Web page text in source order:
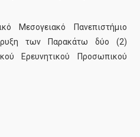
Μεσογειακό Πανεπιστήµιο
των Παρακάτω δύο (2)
Ερευνητικού Προσωπικού